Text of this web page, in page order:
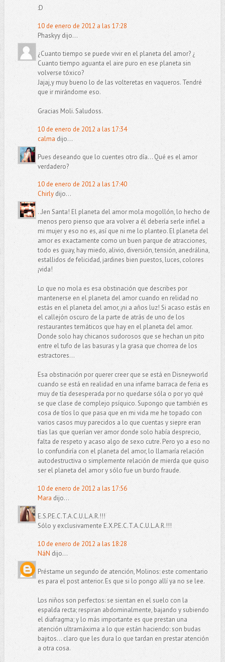
:D
10 de enero de 2012 a las 17:28
Phaskyy dijo...
¿Cuanto tiempo se puede vivir en el planeta del amor? ¿
Cuanto tiempo aguanta el aire puro en ese planeta sin
volverse tóxico?
Jajaj,y muy bueno lo de las volteretas en vaqueros. Tendré
que ir mirándome eso.
Gracias Moli. Saludoss.
10 de enero de 2012 a las 17:34
calma dijo...
Pues deseando que lo cuentes otro día... Qué es el amor
verdadero?
10 de enero de 2012 a las 17:40
Chirlydijo...
..Jen Santa! El planeta del amor mola mogollón, lo hecho de
menos pero pienso que ara volver a él debería serle infiel a
mi mujer y eso no es, así que ni me lo planteo. El planeta del
amor es exactamente como un buen parque de atracciones,
todo es guay, hay miedo, alivio, diversión, tensión, anedrálina,
estallidos de felicidad, jardines bien puestos, luces, colores
¡vida!
Lo que no mola es esa obstinación que describes por
mantenerse en el planeta del amor cuando en relidad no
estás en el planeta del amor, ¡ni a años luz! Si acaso estás en
el callejón oscuro de la parte de atrás de uno de los
restaurantes temáticos que hay en el planeta del amor.
Donde solo hay chicanos sudorosos que se hechan un pito
entre el tufo de las basuras y la grasa que chorrea de los
estractores...
Esa obstinación por querer creer que se está en Disneyworld
cuando se está en realidad en una infame barraca de feria es
muy de tía desesperada por no quedarse sóla o por yo qué
se que clase de complejo psíquico. Supongo que también es
cosa de tíos lo que pasa que en mi vida me he topado con
varios casos muy parecidos a lo que cuentas y siepre eran
tías las que querían ver amor donde solo había desprecio,
falta de respeto y acaso algo de sexo cutre. Pero yo a eso no
lo confundiría con el planeta del amor, lo llamaría relación
autodestructiva o simplemente relación de mierda que quiso
ser el planeta del amor y sólo fue un burdo fraude.
10 de enero de 2012 a las 17:56
Mara dijo...
E.S.P.E.C.T.A.C.U.L.A.R.!!!
Sólo y exclusivamente E.X.P.E.C.T.A.C.U.L.A.R.!!!
10 de enero de 2012 a las 18:28
NáN dijo...
Préstame un segundo de atención, Molinos: este comentario
es para el post anterior. Es que si lo pongo allí ya no se lee.
Los niños son perfectos: se sientan en el suelo con la
espalda recta; respiran abdominalmente, bajando y subiendo
el diafragma; y lo más importante es que prestan una
atención ultramáxima a lo que están haciendo: son budas
bajitos... claro que les dura lo que tardan en prestar atención
a otra cosa.